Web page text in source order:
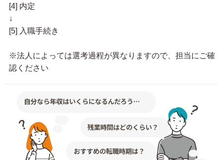
[4] 内定
↓
[5] 入職手続き
※法人によっては選考過程が異なりますので、担当にご確
認ください